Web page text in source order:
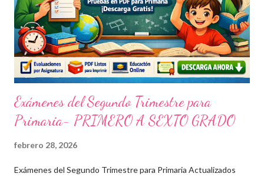
Exámenes del Segundo Trimestre para
Primaria- PRIMERO A SEXTO GRADO
febrero 28, 2026
Exámenes del Segundo Trimestre para Primaria Actualizados